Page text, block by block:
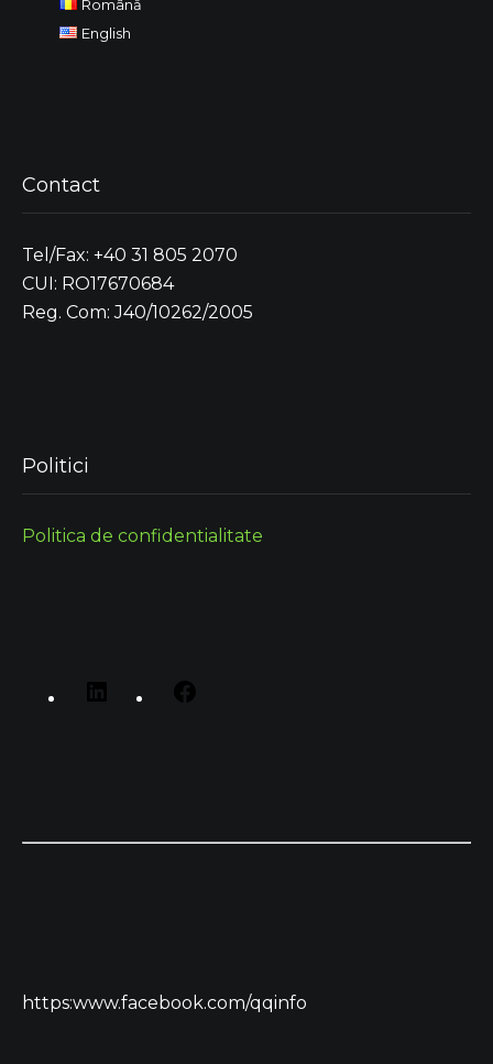
Română
English
Contact
Tel/Fax: +40 31 805 2070
CUI: RO17670684
Reg. Com: J40/10262/2005
Politici
Politica de confidentialitate
https:www.facebook.com/qqinfo